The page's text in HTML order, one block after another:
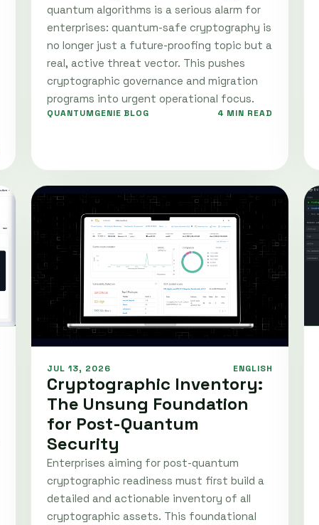
quantum algorithms is a serious alarm for
enterprises: quantum-safe cryptography is
no longer just a future-proofing topic but a
real, active threat vector. This pushes
cryptographic governance and migration
programs into urgent operational focus.
QUANTUMGENIE BLOG 4 MIN READ
JUL 13, 2026 ENGLISH
Cryptographic Inventory:
The Unsung Foundation
for Post-Quantum
Security
Enterprises aiming for post-quantum
cryptographic readiness must first build a
detailed and actionable inventory of all
cryptographic assets. This foundational